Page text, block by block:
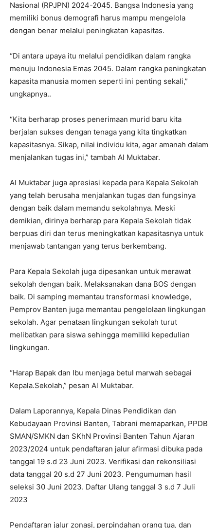
Nasional (RPJPN) 2024-2045. Bangsa Indonesia yang
memiliki bonus demografi harus mampu mengelola
dengan benar melalui peningkatan kapasitas.
“Di antara upaya itu melalui pendidikan dalam rangka
menuju Indonesia Emas 2045. Dalam rangka peningkatan
kapasita manusia momen seperti ini penting sekali,”
ungkapnya..
“Kita berharap proses penerimaan murid baru kita
berjalan sukses dengan tenaga yang kita tingkatkan
kapasitasnya. Sikap, nilai individu kita, agar amanah dalam
menjalankan tugas ini,” tambah Al Muktabar.
Al Muktabar juga apresiasi kepada para Kepala Sekolah
yang telah berusaha menjalankan tugas dan fungsinya
dengan baik dalam memandu sekolahnya. Meski
demikian, dirinya berharap para Kepala Sekolah tidak
berpuas diri dan terus meningkatkan kapasitasnya untuk
menjawab tantangan yang terus berkembang.
Para Kepala Sekolah juga dipesankan untuk merawat
sekolah dengan baik. Melaksanakan dana BOS dengan
baik. Di samping memantau transformasi knowledge,
Pemprov Banten juga memantau pengelolaan lingkungan
sekolah. Agar penataan lingkungan sekolah turut
melibatkan para siswa sehingga memiliki kepedulian
lingkungan.
“Harap Bapak dan Ibu menjaga betul marwah sebagai
Kepala.Sekolah,” pesan Al Muktabar.
Dalam Laporannya, Kepala Dinas Pendidikan dan
Kebudayaan Provinsi Banten, Tabrani memaparkan, PPDB
SMAN/SMKN dan SKhN Provinsi Banten Tahun Ajaran
2023/2024 untuk pendaftaran jalur afirmasi dibuka pada
tanggal 19 s.d 23 Juni 2023. Verifikasi dan rekonsiliasi
data tanggal 20 s.d 27 Juni 2023. Pengumuman hasil
seleksi 30 Juni 2023. Daftar Ulang tanggal 3 s.d 7 Juli
2023
Pendaftaran jalur zonasi, perpindahan orang tua, dan